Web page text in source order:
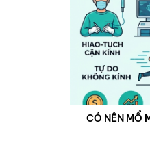
CÓ NÊN MỔ